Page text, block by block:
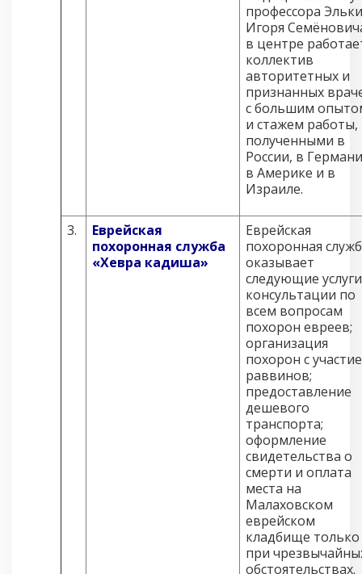
профессора
Игоря
в центре
коллектив
авторитетных и
признанных
с большим
и стажем работы,
полученными в
России, в
в Америке и в
Израиле.
3.
Еврейская
похоронная служба
«Хевра кадиша»
Еврейская
похоронная
оказывает
следующие
консультации по
всем вопросам
похорон евреев;
организация
похорон с
раввинов;
предоставление
дешевого
транспорта;
оформление
свидетельства о
смерти и оплата
места на
Малаховском
еврейском
кладбище только
при
обстоятельствах.